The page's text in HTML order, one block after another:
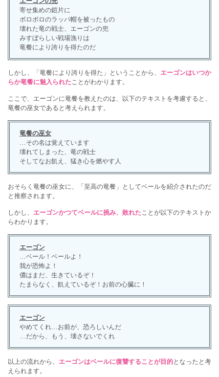
寄せ集めの鎧片に
ボロボロのラッパ帽を被ったもの
壊れた竜の戦士、エーゴンの兜
みすぼらしい戦場漁りは
竜餐により誇りを得たのだ
しかし、「竜餐により誇りを得た」ということから、 エーゴンはいつか
らか竜餐に魅入られた ことがわかります。
ここで、エーゴンに竜餐を教えたのは、以下のテキストを考慮すると、
竜餐の巫女であると考えられます。
竜餐の巫女
…その名は覚えています
壊れてしまった、竜の戦士
そしてなお飢え、猛き心を燃やす人
おそらく竜餐の巫女に、「至高の竜餐」としてベールを紹介されたのだ
と推察されます。
しかし、 エーゴンかつてベールに挑み、敗れたことが以下のテキストか
らわかります。
エーゴン
…ベール！ベールよ！
我が恐怖よ！
儂はまだ、生きているぞ！
たまらなく、飢えているぞ！お前の心臓に！
エーゴン
やめてくれ…お前が、恐ろしいんだ
…だから、もう、壊さないでくれ
以上の流れから、 エーゴンはベールに復讐することが目的となったと考
えられます。